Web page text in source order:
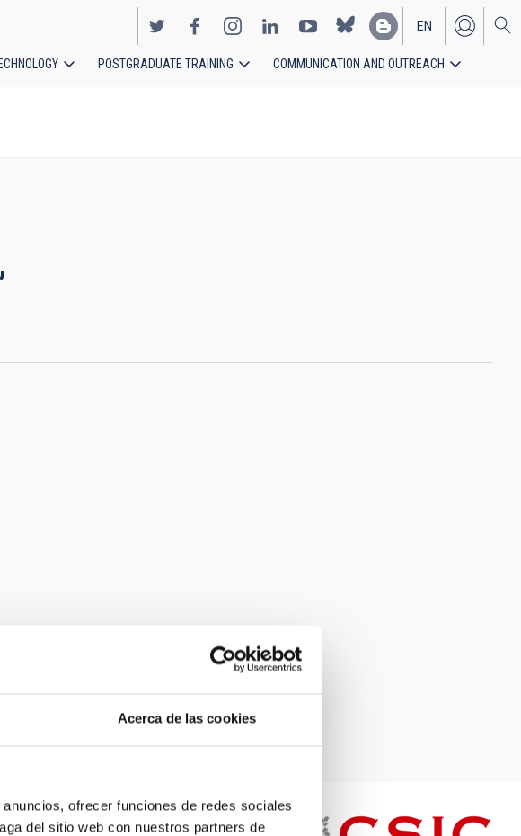
Acerca de las cookies
ofrecer funciones de redes sociales
del sitio web con nuestros partners de
EN
ES
POSTGRADUATE TRAINING COMMUNICATION AND OUTREACH